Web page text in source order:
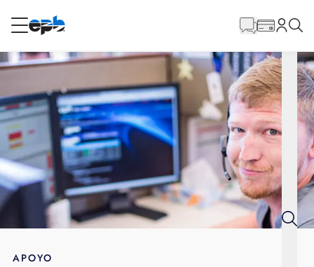
RESIDENCIAL
Internet
Energía
Televisión
principal
APOYO